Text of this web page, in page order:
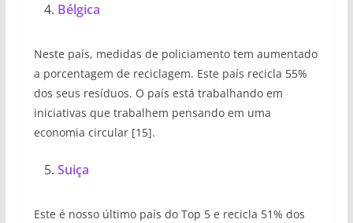
Bélgica
Neste país, medidas de policiamento tem aumentado
a porcentagem de reciclagem. Este país recicla 55%
dos seus resíduos. O país está trabalhando em
iniciativas que trabalhem pensando em uma
economia circular [15].
Suiça
Este é nosso último país do Top 5 e recicla 51% dos